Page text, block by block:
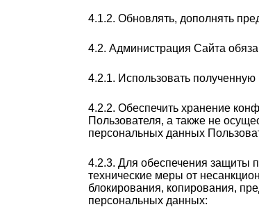
4.1.2. Обновлять, дополнять
4.2. Администрация Сайта
4.2.1. Использовать
4.2.2. Обеспечить хранение
Пользователя, а также не
персональных данных
4.2.3. Для обеспечения защиты
технические меры от
блокирования, копирования,
персональных данных: